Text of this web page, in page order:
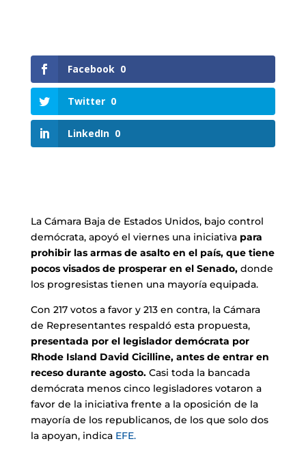
Facebook 0
Twitter 0
LinkedIn 0
La Cámara Baja de Estados Unidos, bajo control
demócrata, apoyó el viernes una iniciativa para
prohibir las armas de asalto en el país, que tiene
pocos visados ​​de prosperar en el Senado,donde
los progresistas tienen una mayoría equipada.
Con 217 votos a favor y 213 en contra, la Cámara
de Representantes respaldó esta propuesta,
presentada por el legislador demócrata por
Rhode Island David Cicilline, antes de entrar en
receso durante agosto. Casi toda la bancada
demócrata menos cinco legisladores votaron a
favor de la iniciativa frente a la oposición de la
mayoría de los republicanos, de los que solo dos
la apoyan, indica EFE.